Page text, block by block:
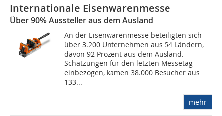
Internationale Eisenwarenmesse
Über 90% Aussteller aus dem Ausland
An der Eisenwarenmesse beteiligten sich
über 3.200 Unternehmen aus 54 Ländern,
davon 92 Prozent aus dem Ausland.
Schätzungen für den letzten Messetag
einbezogen, kamen 38.000 Besucher aus
133...
mehr